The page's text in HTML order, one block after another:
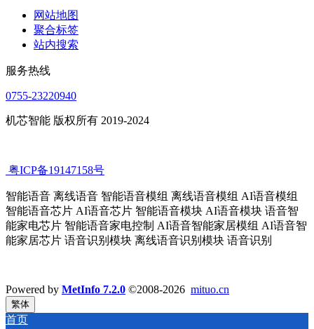
网站地图
聚合标签
站内搜索
服务热线
0755-23220940
机芯智能 版权所有 2019-2024
粤ICP备19147158号
智能语音 离线语音 智能语音模组 离线语音模组 AI语音模组
智能语音芯片 AI语音芯片 智能语音模块 AI语音模块 语音智
能家电芯片 智能语音家电控制 AI语音智能家居模组 AI语音智
能家居芯片 语音识别模块 离线语音识别模块 语音识别
Powered by MetInfo 7.2.0 ©2008-2026 mituo.cn
繁体
首页